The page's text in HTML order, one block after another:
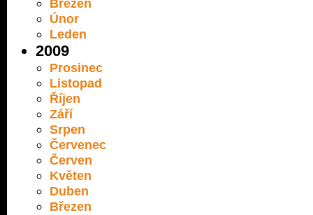
Březen
Únor
Leden
2009
Prosinec
Listopad
Říjen
Září
Srpen
Červenec
Červen
Květen
Duben
Březen